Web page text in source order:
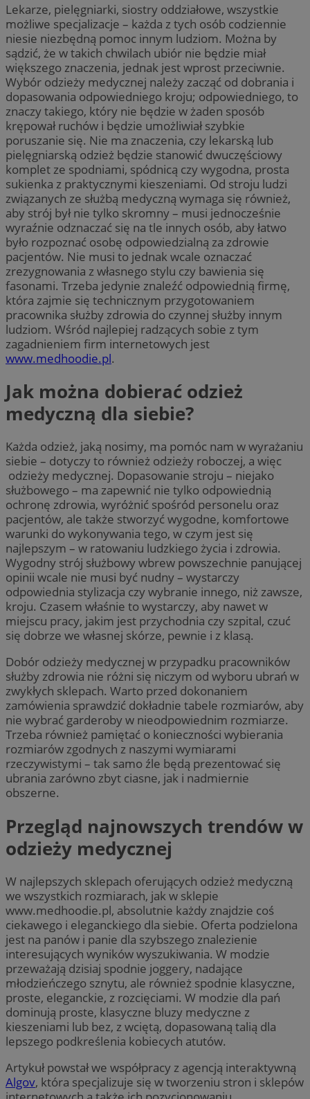
Lekarze, pielęgniarki, siostry oddziałowe, wszystkie
możliwe specjalizacje – każda z tych osób codziennie
niesie niezbędną pomoc innym ludziom. Można by
sądzić, że w takich chwilach ubiór nie będzie miał
większego znaczenia, jednak jest wprost przeciwnie.
Wybór odzieży medycznej należy zacząć od dobrania i
dopasowania odpowiedniego kroju; odpowiedniego, to
znaczy takiego, który nie będzie w żaden sposób
krępował ruchów i będzie umożliwiał szybkie
poruszanie się. Nie ma znaczenia, czy lekarską lub
pielęgniarską odzież będzie stanowić dwuczęściowy
komplet ze spodniami, spódnicą czy wygodna, prosta
sukienka z praktycznymi kieszeniami. Od stroju ludzi
związanych ze służbą medyczną wymaga się również,
aby strój był nie tylko skromny – musi jednocześnie
wyraźnie odznaczać się na tle innych osób, aby łatwo
było rozpoznać osobę odpowiedzialną za zdrowie
pacjentów. Nie musi to jednak wcale oznaczać
zrezygnowania z własnego stylu czy bawienia się
fasonami. Trzeba jedynie znaleźć odpowiednią firmę,
która zajmie się technicznym przygotowaniem
pracownika służby zdrowia do czynnej służby innym
ludziom. Wśród najlepiej radzących sobie z tym
zagadnieniem firm internetowych jest
www.medhoodie.pl.
Jak można dobierać odzież
medyczną dla siebie?
Każda odzież, jaką nosimy, ma pomóc nam w wyrażaniu
siebie – dotyczy to również odzieży roboczej, a więc
odzieży medycznej. Dopasowanie stroju – niejako
służbowego – ma zapewnić nie tylko odpowiednią
ochronę zdrowia, wyróżnić spośród personelu oraz
pacjentów, ale także stworzyć wygodne, komfortowe
warunki do wykonywania tego, w czym jest się
najlepszym – w ratowaniu ludzkiego życia i zdrowia.
Wygodny strój służbowy wbrew powszechnie panującej
opinii wcale nie musi być nudny – wystarczy
odpowiednia stylizacja czy wybranie innego, niż zawsze,
kroju. Czasem właśnie to wystarczy, aby nawet w
miejscu pracy, jakim jest przychodnia czy szpital, czuć
się dobrze we własnej skórze, pewnie i z klasą.
Dobór odzieży medycznej w przypadku pracowników
służby zdrowia nie różni się niczym od wyboru ubrań w
zwykłych sklepach. Warto przed dokonaniem
zamówienia sprawdzić dokładnie tabele rozmiarów, aby
nie wybrać garderoby w nieodpowiednim rozmiarze.
Trzeba również pamiętać o konieczności wybierania
rozmiarów zgodnych z naszymi wymiarami
rzeczywistymi – tak samo źle będą prezentować się
ubrania zarówno zbyt ciasne, jak i nadmiernie
obszerne.
Przegląd najnowszych trendów w
odzieży medycznej
W najlepszych sklepach oferujących odzież medyczną
we wszystkich rozmiarach, jak w sklepie
www.medhoodie.pl, absolutnie każdy znajdzie coś
ciekawego i eleganckiego dla siebie. Oferta podzielona
jest na panów i panie dla szybszego znalezienie
interesujących wyników wyszukiwania. W modzie
przeważają dzisiaj spodnie joggery, nadające
młodzieńczego sznytu, ale również spodnie klasyczne,
proste, eleganckie, z rozcięciami. W modzie dla pań
dominują proste, klasyczne bluzy medyczne z
kieszeniami lub bez, z wciętą, dopasowaną talią dla
lepszego podkreślenia kobiecych atutów.
Artykuł powstał we współpracy z agencją interaktywną
Algov, która specjalizuje się w tworzeniu stron i sklepów